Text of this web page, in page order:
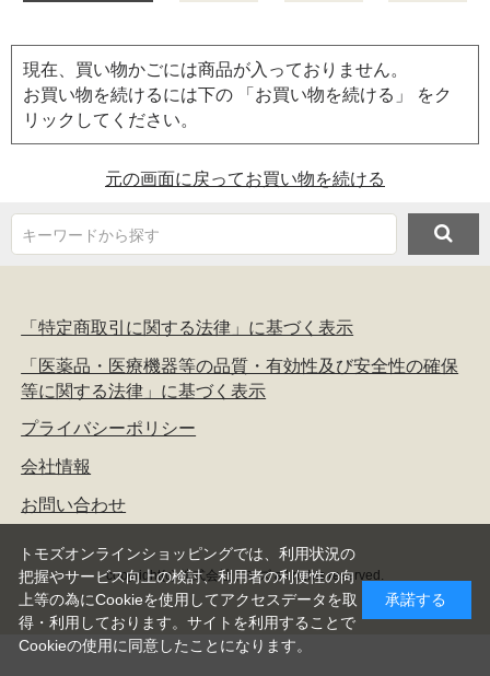
現在、買い物かごには商品が入っておりません。
お買い物を続けるには下の 「お買い物を続ける」 をク
リックしてください。
元の画面に戻ってお買い物を続ける
キーワードから探す
「特定商取引に関する法律」に基づく表示
「医薬品・医療機器等の品質・有効性及び安全性の確保
等に関する法律」に基づく表示
プライバシーポリシー
会社情報
お問い合わせ
copyright(c) 株式会社トモズ all rights reserved.
トモズオンラインショッピングでは、利用状況の
把握やサービス向上の検討、利用者の利便性の向
上等の為にCookieを使用してアクセスデータを取
得・利用しております。サイトを利用することで
Cookieの使用に同意したことになります。
承諾する